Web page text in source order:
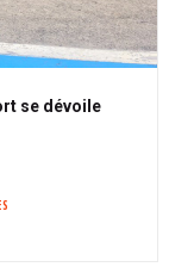
se dévoile